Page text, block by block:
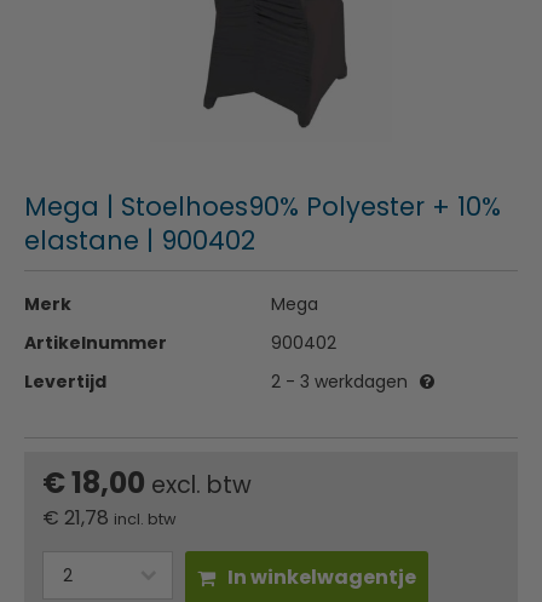
Mega | Stoelhoes90% Polyester + 10%
elastane | 900402
Merk
Mega
Artikelnummer
900402
Levertijd
2 - 3 werkdagen
€ 18,00 excl. btw
€ 21,78 incl. btw
In winkelwagentje